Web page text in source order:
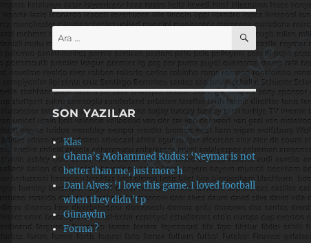
Ara: ARA
SON YAZILAR
Klas
Ghana’s Mohammed Kudus: ‘Neymar is not
better than me, just more h
Dani Alves: ‘I love this game. I loved football
when they didn’t p
Günaydın
Forma ?